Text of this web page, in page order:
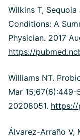
Wilkins T,
Conditions: A
Physician. 2017
https://
Williams NT.
Mar 15;67(6):449-
20208051. https://
Álvarez-Arraño V,